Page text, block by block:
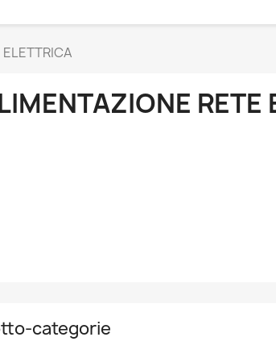
RETE
categorie